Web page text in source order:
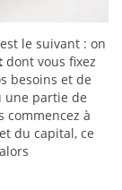
est le suivant : on
dont vous fixez
besoins et de
une partie de
commencez à
du capital, ce